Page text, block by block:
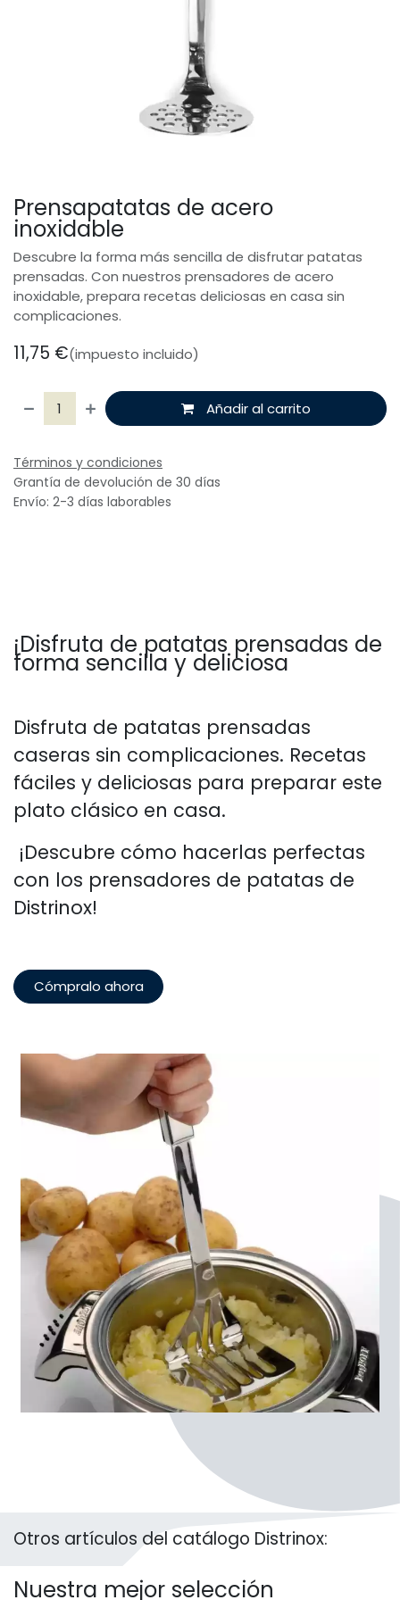
Prensapatatas de acero
inoxidable
Descubre la forma más sencilla de disfrutar patatas
prensadas. Con nuestros prensadores de acero
inoxidable, prepara recetas deliciosas en casa sin
complicaciones.
11,75 €(impuesto incluido)
Añadir al carrito
Términos y condiciones
Grantía de devolución de 30 días
Envío: 2-3 días laborables
¡Disfruta de patatas prensadas de
forma sencilla y deliciosa
Disfruta de patatas prensadas
caseras sin complicaciones. Recetas
fáciles y deliciosas para preparar este
plato clásico en casa.
¡Descubre cómo hacerlas perfectas
con los prensadores de patatas de
Distrinox!
Cómpralo ahora
Otros artículos del catálogo Distrinox:
Nuestra mejor selección